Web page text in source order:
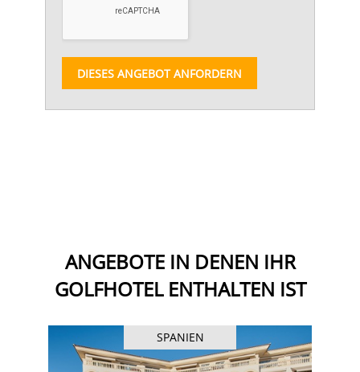
DIESES ANGEBOT ANFORDERN
ANGEBOTE IN DENEN IHR
GOLFHOTEL ENTHALTEN IST
SPANIEN